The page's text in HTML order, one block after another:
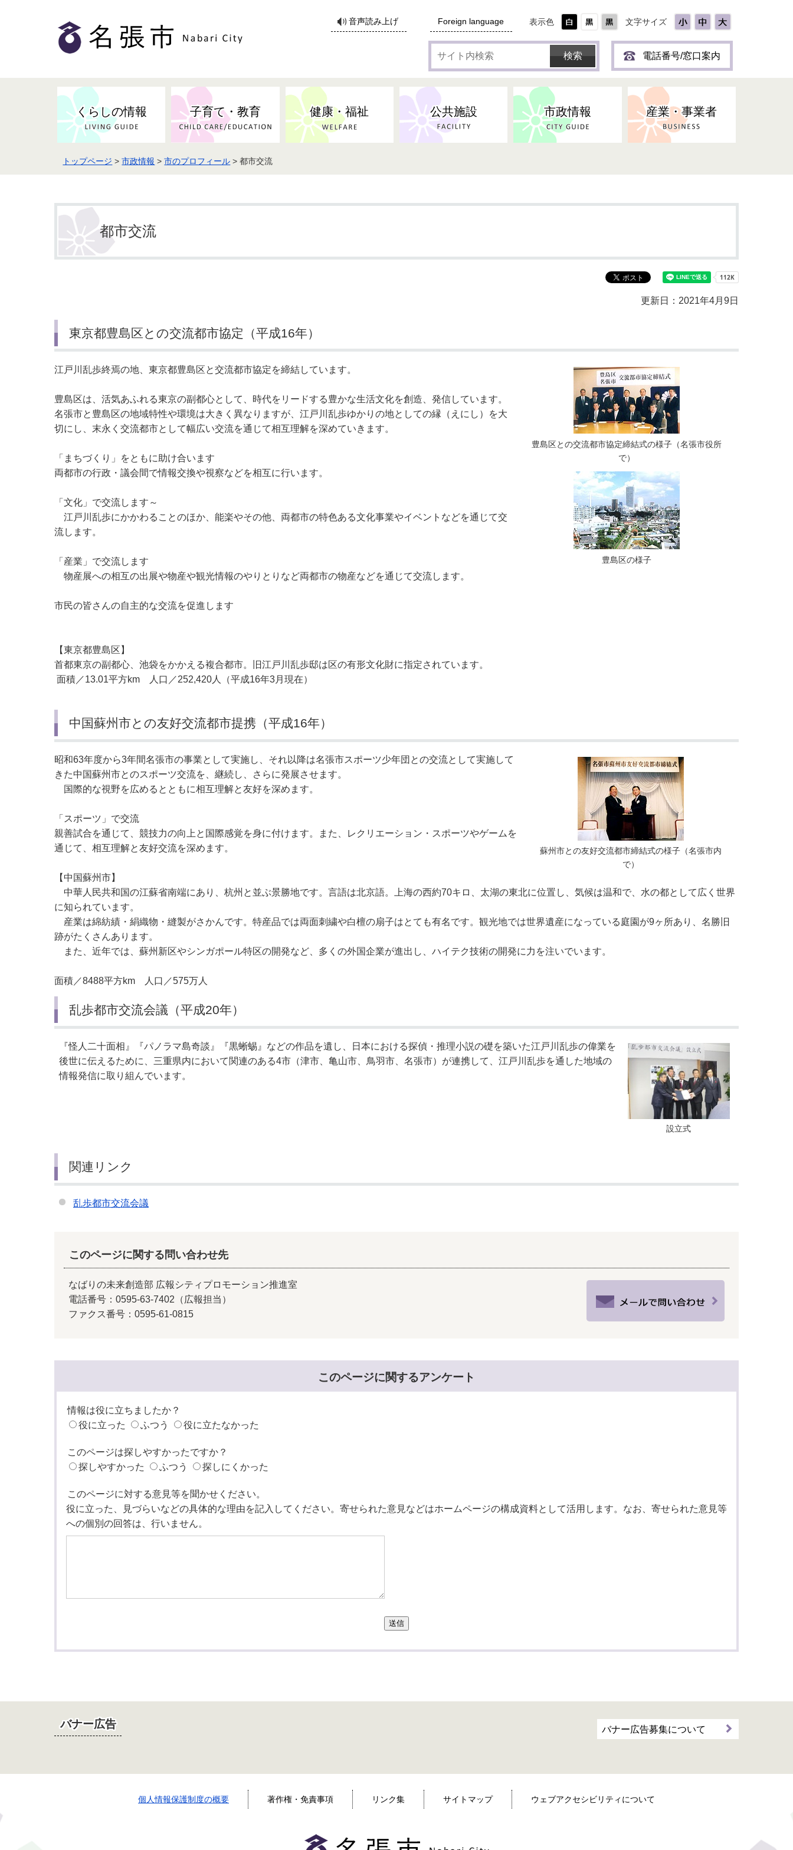
音声読み上げ Foreign language 表示色 文字サイズ
イ
ト
検
索
電話番号/窓口案内
くらしの情報 子育て・教育 健康・福祉 公共施設 市政情報 産業・事業者
トップページ >市政情報 >市のプロフィール > 都市交流
都市交流
更新日：2021年4月9日
東京都豊島区との交流都市協定（平成16年）
豊島区との交流都市協定締結式の様子（名張市役所
で）
豊島区の様子
江戸川乱歩終焉の地、東京都豊島区と交流都市協定を締結しています。
豊島区は、活気あふれる東京の副都心として、時代をリードする豊かな生活文化を創造、発信しています。
名張市と豊島区の地域特性や環境は大きく異なりますが、江戸川乱歩ゆかりの地としての縁（えにし）を大
切にし、末永く交流都市として幅広い交流を通じて相互理解を深めていきます。
「まちづくり」をともに助け合います
両都市の行政・議会間で情報交換や視察などを相互に行います。
「文化」で交流します～
江戸川乱歩にかかわることのほか、能楽やその他、両都市の特色ある文化事業やイベントなどを通じて交
流します。
「産業」で交流します
物産展への相互の出展や物産や観光情報のやりとりなど両都市の物産などを通じて交流します。
市民の皆さんの自主的な交流を促進します
【東京都豊島区】
首都東京の副都心、池袋をかかえる複合都市。旧江戸川乱歩邸は区の有形文化財に指定されています。
面積／13.01平方km 人口／252,420人（平成16年3月現在）
中国蘇州市との友好交流都市提携（平成16年）
蘇州市との友好交流都市締結式の様子（名張市内
で）
昭和63年度から3年間名張市の事業として実施し、それ以降は名張市スポーツ少年団との交流として実施して
きた中国蘇州市とのスポーツ交流を、継続し、さらに発展させます。
国際的な視野を広めるとともに相互理解と友好を深めます。
「スポーツ」で交流
親善試合を通じて、競技力の向上と国際感覚を身に付けます。また、レクリエーション・スポーツやゲームを
通じて、相互理解と友好交流を深めます。
【中国蘇州市】
中華人民共和国の江蘇省南端にあり、杭州と並ぶ景勝地です。言語は北京語。上海の西約70キロ、太湖の東北に位置し、気候は温和で、水の都として広く世界
に知られています。
産業は綿紡績・絹織物・縫製がさかんです。特産品では両面刺繍や白檀の扇子はとても有名です。観光地では世界遺産になっている庭園が9ヶ所あり、名勝旧
跡がたくさんあります。
また、近年では、蘇州新区やシンガポール特区の開発など、多くの外国企業が進出し、ハイテク技術の開発に力を注いでいます。
面積／8488平方km 人口／575万人
乱歩都市交流会議（平成20年）
設立式
『怪人二十面相』『パノラマ島奇談』『黒蜥蜴』などの作品を遺し、日本における探偵・推理小説の礎を築いた江戸川乱歩の偉業を
後世に伝えるために、三重県内において関連のある4市（津市、亀山市、鳥羽市、名張市）が連携して、江戸川乱歩を通した地域の
情報発信に取り組んでいます。
関連リンク
乱歩都市交流会議
このページに関する問い合わせ先
なばりの未来創造部 広報シティプロモーション推進室
電話番号：0595-63-7402（広報担当）
ファクス番号：0595-61-0815
このページに関するアンケート
情報は役に立ちましたか？
役に立った
ふつう 役に立たなかった
このページは探しやすかったですか？
探しやすかった
ふつう 探しにくかった
このページに対する意見等を聞かせください。
役に立った、見づらいなどの具体的な理由を記入してください。寄せられた意見などはホームページの構成資料として活用します。なお、寄せられた意見等
への個別の回答は、行いません。
送信
バナー広告 バナー広告募集について
個人情報保護制度の概要 著作権・免責事項 リンク集 サイトマップ ウェブアクセシビリティについて